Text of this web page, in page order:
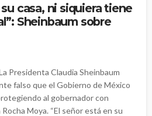
casa, ni siquiera tiene
Sheinbaum sobre
Presidenta Claudia Sheinbaum
falso que el Gobierno de México
al gobernador con
Moya. “El señor está en su